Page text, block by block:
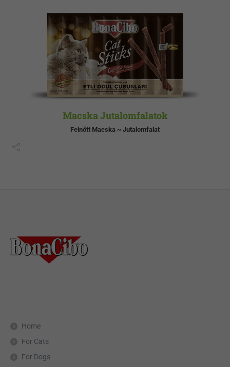
Macska Jutalomfalatok
Felnőtt Macska ~ Jutalomfalat
Home
For Cats
For Dogs